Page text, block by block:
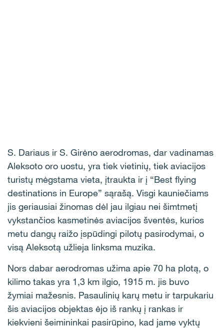
S. Dariaus ir S. Girėno aerodromas, dar vadinamas
Aleksoto oro uostu, yra tiek vietinių, tiek aviacijos
turistų mėgstama vieta, įtraukta ir į “Best flying
destinations in Europe” sąrašą. Visgi kauniečiams
jis geriausiai žinomas dėl jau ilgiau nei šimtmetį
vykstančios kasmetinės aviacijos šventės, kurios
metu dangų raižo įspūdingi pilotų pasirodymai, o
visą Aleksotą užlieja linksma muzika.
Nors dabar aerodromas užima apie 70 ha plotą, o
kilimo takas yra 1,3 km ilgio, 1915 m. jis buvo
žymiai mažesnis. Pasaulinių karų metu ir tarpukariu
šis aviacijos objektas ėjo iš rankų į rankas ir
kiekvieni šeimininkai pasirūpino, kad jame vyktų